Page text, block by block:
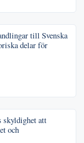
till Svenska
delar för
skyldighet att
och